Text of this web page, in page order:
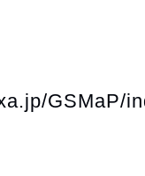
GSMaP/